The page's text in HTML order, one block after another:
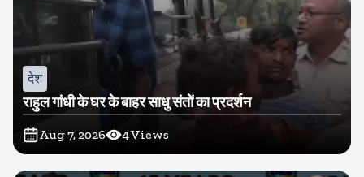
देश
राहुल गांधी के घर के बाहर साधु संतों का प्रदर्शन
Aug 7, 2026 4Views